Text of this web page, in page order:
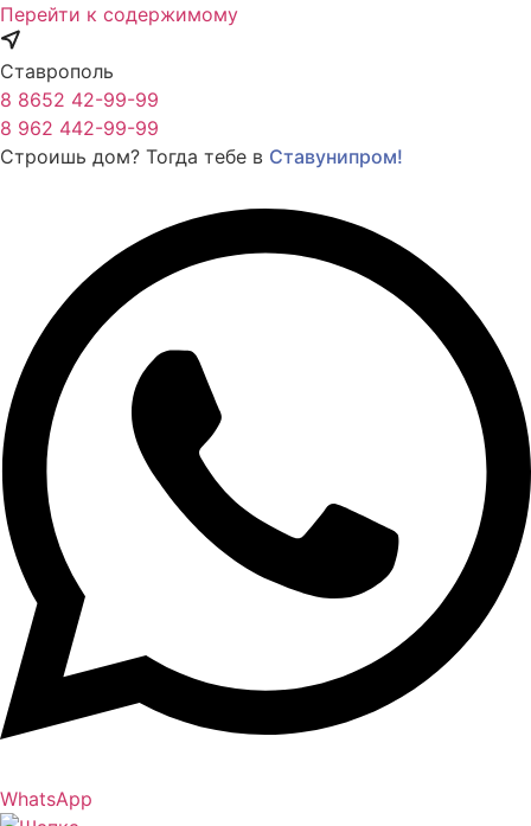
Перейти к содержимому
Ставрополь
8 8652 42-99-99
8 962 442-99-99
Строишь дом? Тогда тебе в Ставунипром!
WhatsApp